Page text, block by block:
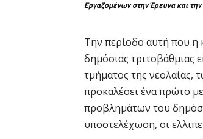
Εργαζομένων στην Έρευνα και
Την περίοδο αυτή που η
δημόσιας τριτοβάθμιας
τμήματος της νεολαίας,
προκαλέσει ένα πρώτο
προβλημάτων του
υποστελέχωση, οι